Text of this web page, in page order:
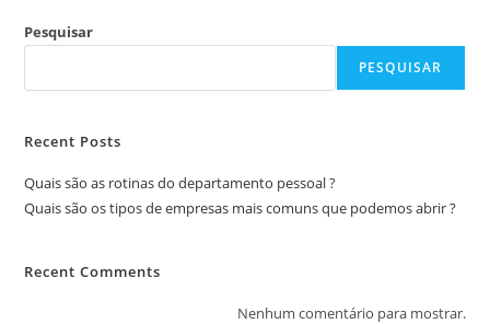
Pesquisar
PESQUISAR
Recent Posts
Quais são as rotinas do departamento pessoal ?
Quais são os tipos de empresas mais comuns que podemos abrir ?
Recent Comments
Nenhum comentário para mostrar.